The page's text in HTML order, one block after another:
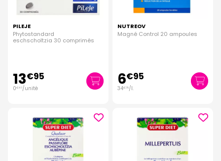
PILEJE
Phytostandard
eschscholtzia 30 comprimés
13€95
0€47/unité
NUTREOV
Magné Control 20 ampoules
6€95
34€75/l.